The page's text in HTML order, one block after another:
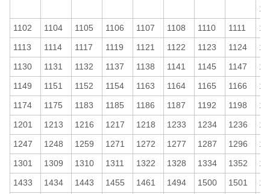
1102
1104 1105 1106 1107 1108 1110 1111
1113
1114 1117 1119 1121 1122 1123 1124
1130
1131 1132 1137 1138 1141 1145 1147
1149
1151 1152 1154 1163 1164 1165 1166
1174
1175 1183 1185 1186 1187 1192 1198
1201
1213 1216 1217 1218 1233 1234 1236
1247
1248 1259 1271 1272 1277 1287 1296
1301
1309 1310 1311 1322 1328 1334 1352
1433
1434 1443 1455 1461 1494 1500 1501